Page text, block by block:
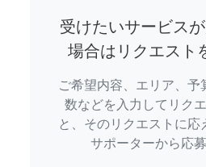
受けたいサービス
場合はリクエスト
ご希望内容、エリア、予
数などを入力してリク
と、そのリクエストに応
サポーターから応